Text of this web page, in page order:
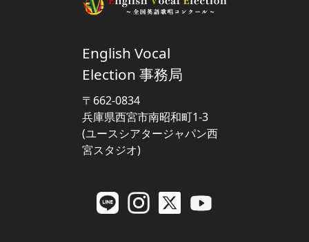
‍English Vocal
Election 事務局
〒662-0834
兵庫県西宮市南昭和町1-3
(ユースシアタージャパン西
宮スタジオ)